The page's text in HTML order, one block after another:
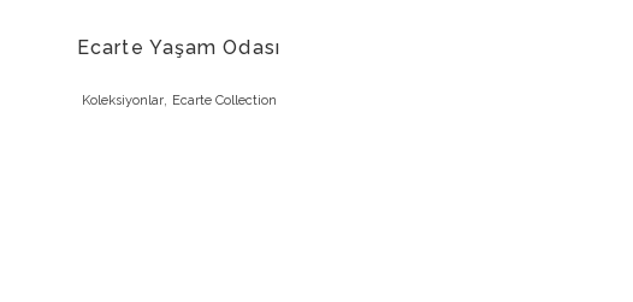
Ecarte Yaşam Odası
Koleksiyonlar, Ecarte Collection